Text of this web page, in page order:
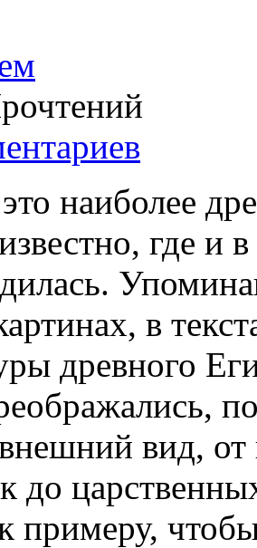
наиболее
где и
в
древного
вид,
до
примеру,